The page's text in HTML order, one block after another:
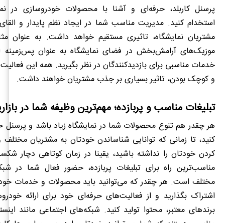
پرسنل کاربلد، حرفه‌ای و آشنا با محصولات خودروسازی در
استخدام کنید. مدیریت مناسب شما در ایجاد نظم پایدار و
مشتریان نمایشگاه، تاثیری مستقیم خواهد داشت. به عنوان
موزیک‌های آرامش‌بخش در فضای نمایشگاه به عنوان پس‌زمینه
خدمات مناسبی برای بازدیدکنندگان در نظر بگیرید. همه این
و کوچک بودن، تاثیر بسیاری بر جذب مشتریان خواهند داشت.
تبلیغات مناسب و پربازده؛ مهم‌ترین وظیفه شما در
هر چقدر هم تنوع محصولات شما در نمایشگاه زیاد باشد و پرسنل
کنید، تا زمانی که توانایی شناساندن خودتان به مشتریان
کردن خودتان را نداشته باشید، یقینا در زمان کوتاهی دچار
مناسب‌ترین راه برای تبلیغات پربازده، حضور فعال شما در
مختلف است. هر چقدر که می‌توانید باید محصولات و خدمات خود
اشتراک بگذارید و از فعالیت‌های حرفه‌ای خود برای ارائه
برندهای معتبر، محتوا تولید کنید. شبکه‌های اجتماعی مانند